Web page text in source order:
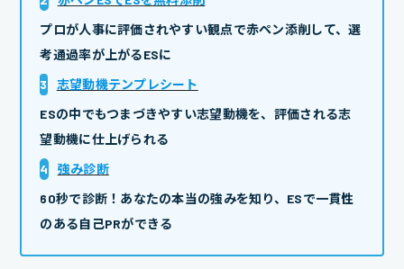
プロが人事に評価されやすい観点で赤ペン添削して、選
考通過率が上がるESに
3
志望動機テンプレシート
ESの中でもつまづきやすい志望動機を、評価される志
望動機に仕上げられる
4
強み診断
60秒で診断！あなたの本当の強みを知り、ESで一貫性
のある自己PRができる